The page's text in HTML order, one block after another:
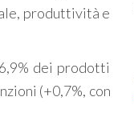
produttività e
dei prodotti
(+0,7%, con